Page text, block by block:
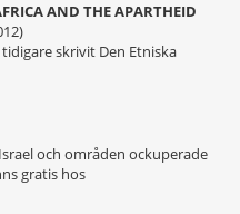
AND THE APARTHEID
skrivit Den Etniska
och områden ockuperade
gratis hos